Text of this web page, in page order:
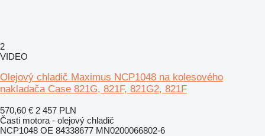
2
VIDEO
Olejový chladič Maximus NCP1048 na kolesového
nakladača Case 821G, 821F, 821G2, 821F
570,60 € 2 457 PLN
Časti motora - olejový chladič
NCP1048 OE 84338677 MN0200066802-6